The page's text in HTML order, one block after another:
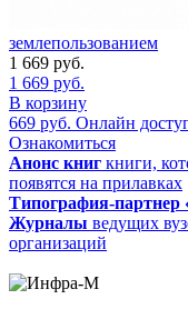
землепользованием
1 669 руб.
1 669 руб.
В корзину
669 руб. Онлайн
Ознакомиться
Анонс книг книги,
появятся на прилавках
Типография-партнер
Журналы ведущих
организаций